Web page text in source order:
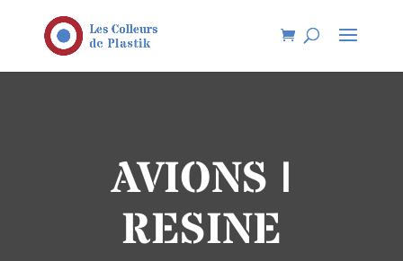
AVIONS |
RESINE